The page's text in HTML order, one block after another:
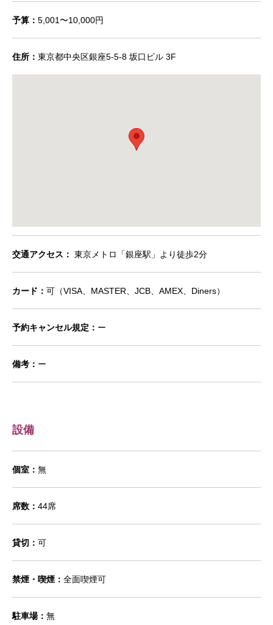
予算： 5,001〜10,000円
住所： 東京都中央区銀座5-5-8 坂口ビル 3F
交通アクセス： 東京メトロ「銀座駅」より徒歩2分
カード： 可（VISA、MASTER、JCB、AMEX、Diners）
予約キャンセル規定： ー
備考： ー
設備
個室： 無
席数： 44席
貸切： 可
禁煙・喫煙： 全面喫煙可
駐車場： 無